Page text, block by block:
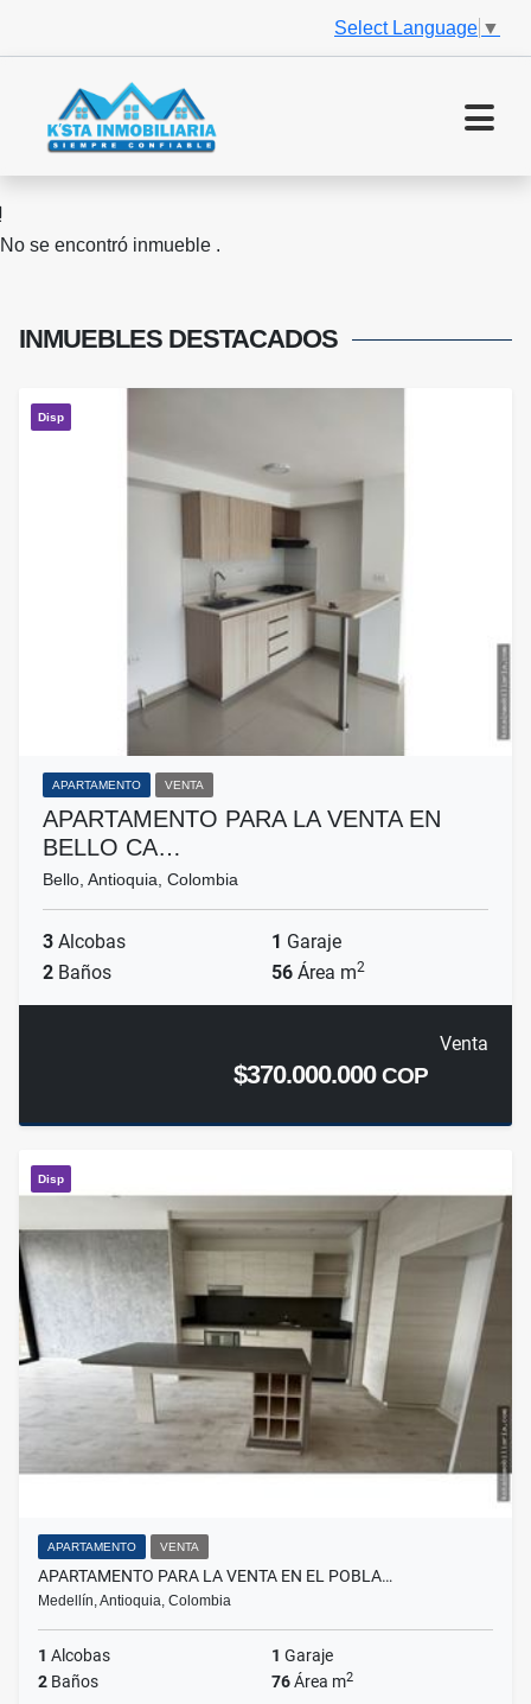
Select Language ▼
No se encontró inmueble .
INMUEBLES DESTACADOS
Disp
APARTAMENTO VENTA
APARTAMENTO PARA LA VENTA EN
BELLO CA…
Bello, Antioquia, Colombia
3 Alcobas 1 Garaje
2 Baños 56 Área m2
Venta
$370.000.000COP
Disp
APARTAMENTO VENTA
APARTAMENTO PARA LA VENTA EN EL POBLA…
Medellín, Antioquia, Colombia
1 Alcobas 1 Garaje
2 Baños 76Área m2